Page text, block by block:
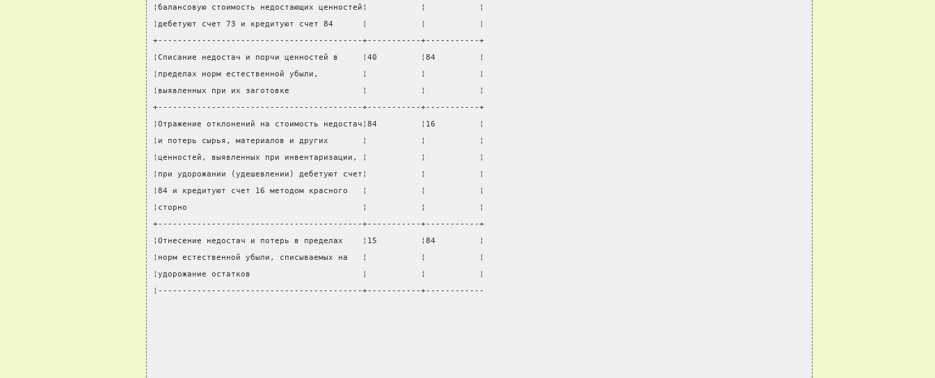
¦балансовую стоимость недостающих ценностей¦           ¦           ¦
¦дебетуют счет 73 и кредитуют счет 84      ¦           ¦           ¦
+------------------------------------------+-----------+-----------+
¦Списание недостач и порчи ценностей в     ¦40         ¦84         ¦
¦пределах норм естественной убыли,         ¦           ¦           ¦
¦выявленных при их заготовке               ¦           ¦           ¦
+------------------------------------------+-----------+-----------+
¦Отражение отклонений на стоимость недостач¦84         ¦16         ¦
¦и потерь сырья, материалов и других       ¦           ¦           ¦
¦ценностей, выявленных при инвентаризации, ¦           ¦           ¦
¦при удорожании (удешевлении) дебетуют счет¦           ¦           ¦
¦84 и кредитуют счет 16 методом красного   ¦           ¦           ¦
¦сторно                                    ¦           ¦           ¦
+------------------------------------------+-----------+-----------+
¦Отнесение недостач и потерь в пределах    ¦15         ¦84         ¦
¦норм естественной убыли, списываемых на   ¦           ¦           ¦
¦удорожание остатков                       ¦           ¦           ¦
¦------------------------------------------+-----------+------------